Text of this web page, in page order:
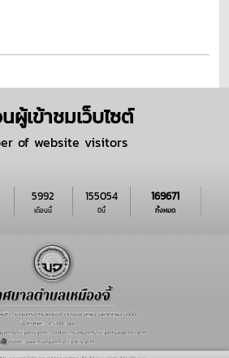
ผู้เข้าชมเว็บไซต์
of website visitors
เดือนนี้
5992
ปีนี้
155054
ทั้งหมด
169671